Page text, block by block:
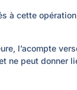
à cette
l’acompte
ne peut donner